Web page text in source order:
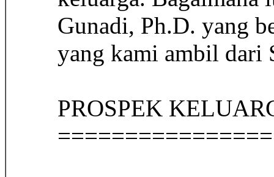
Gunadi, Ph.D. yang
yang kami ambil dari
PROSPEK